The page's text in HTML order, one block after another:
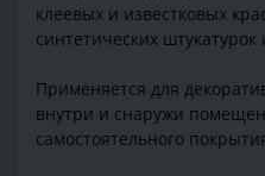
клеевых и известковых
синтетических
Применяется для
внутри и снаружи
самостоятельного